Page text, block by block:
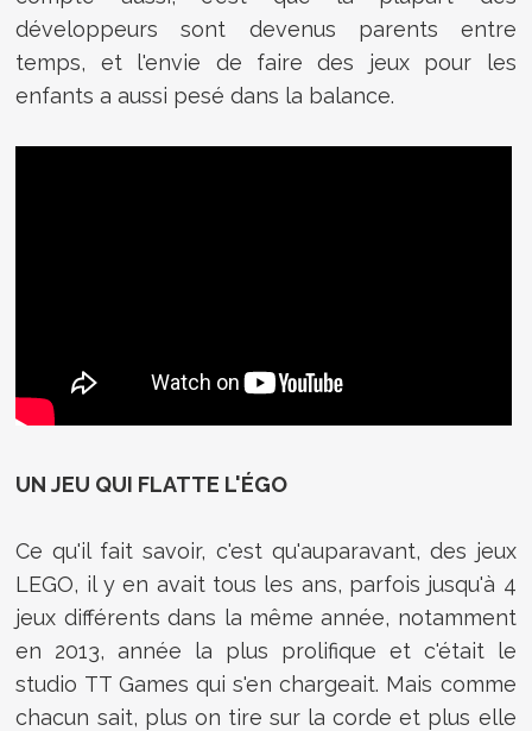
développeurs sont devenus parents entre
temps, et l'envie de faire des jeux pour les
enfants a aussi pesé dans la balance.
UN JEU QUI FLATTE L'ÉGO
Ce qu'il fait savoir, c'est qu'auparavant, des jeux
LEGO, il y en avait tous les ans, parfois jusqu'à 4
jeux différents dans la même année, notamment
en 2013, année la plus prolifique et c'était le
studio TT Games qui s'en chargeait. Mais comme
chacun sait, plus on tire sur la corde et plus elle